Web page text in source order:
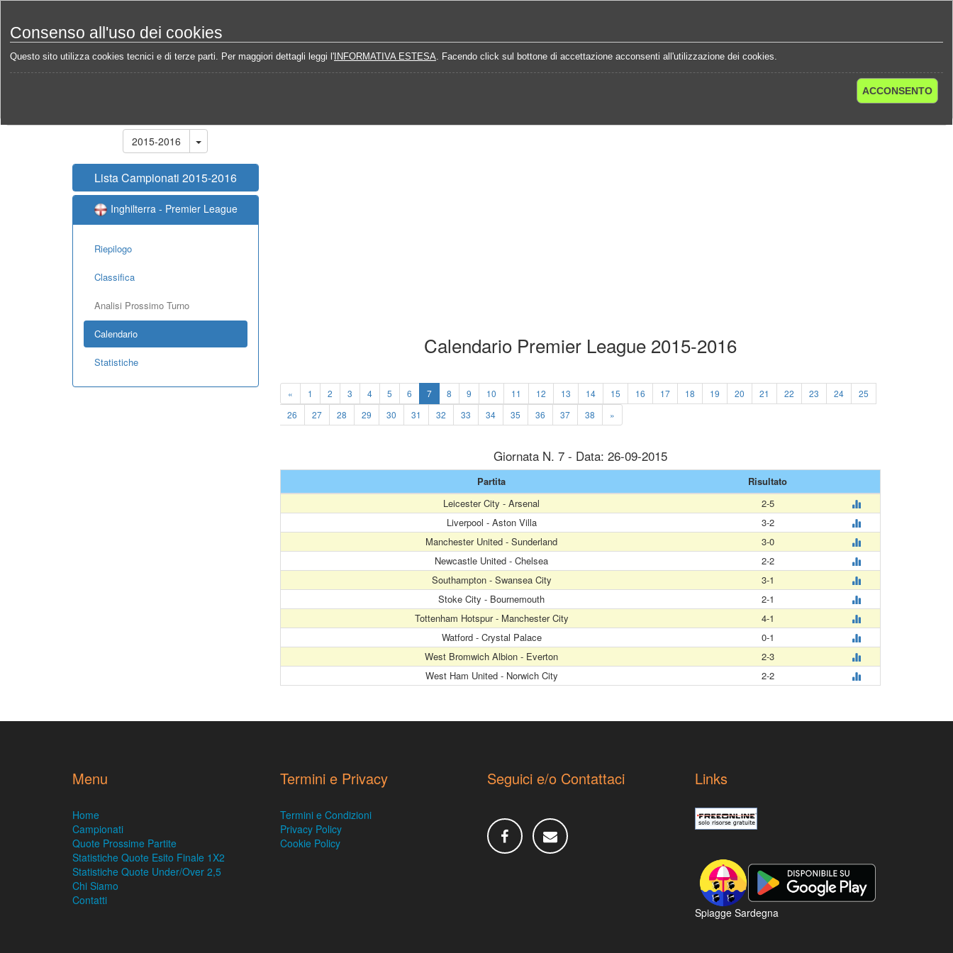
Consenso all'uso dei cookies
Questo sito utilizza cookies tecnici e di terze parti. Per maggiori dettagli leggi l' INFORMATIVA ESTESA. Facendo click sul bottone di accettazione acconsenti all'utilizzazione dei cookies.
ACCONSENTO
Home Campionati Inghilterra - Premier League 2015-2016 Calendario
2015-2016
Lista Campionati 2015-2016
Inghilterra - Premier League
Riepilogo
Classifica
Analisi Prossimo Turno
Calendario
Statistiche
Calendario Premier League 2015-2016
« 1 2 3 4 5 6 7 8 9 10 11 12 13 14 15 16 17 18 19 20 21 22 23 24
25
26
27 28 29 30 31 32 33 34 35 36 37 38 »
Giornata N. 7 - Data: 26-09-2015
Partita
Risultato
Leicester City - Arsenal
2-5
Liverpool - Aston Villa
3-2
Manchester United - Sunderland
3-0
Newcastle United - Chelsea
2-2
Southampton - Swansea City
3-1
Stoke City - Bournemouth
2-1
Tottenham Hotspur - Manchester City
4-1
Watford - Crystal Palace
0-1
West Bromwich Albion - Everton
2-3
West Ham United - Norwich City
2-2
Menu
Home
Campionati
Quote Prossime Partite
Statistiche Quote Esito Finale 1X2
Statistiche Quote Under/Over 2,5
Chi Siamo
Contatti
Termini e Privacy
Termini e Condizioni
Privacy Policy
Cookie Policy
Seguici e/o Contattaci Links
Spiagge Sardegna